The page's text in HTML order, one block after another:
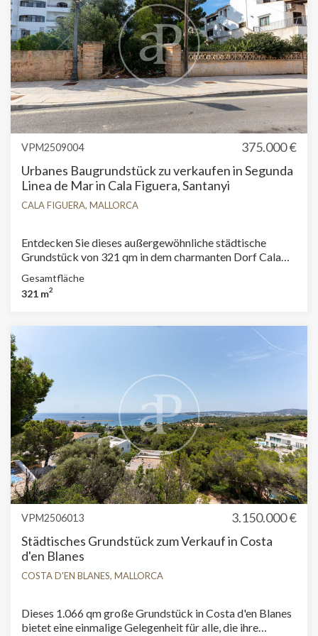
auf Komfort und die Nähe zum Dorfzentrum zu
verzichten. Das Gebiet verfügt über einen
Stromanschluss und ein sehr angenehmes Wohnumfeld,
mit der Möglichkeit, eine Einfamilienvilla oder bis zu drei
Reihenhäuser zu errichten.
VPM2509004
375.000 €
Urbanes Baugrundstück zu verkaufen in Segunda
Linea de Mar in Cala Figuera, Santanyi
CALA FIGUERA, MALLORCA
Entdecken Sie dieses außergewöhnliche städtische
Grundstück von 321 qm in dem charmanten Dorf Cala
dieses Grundstück eine einzigartige Gelegenheit für
Investoren und Bauherren, die ein hochwertiges
fantastischen Lage in zweiter Meereslinie ist dieses
Grundstück perfekt für den Bau von Luxuswohnungen
oder Ferienhäusern geeignet, die die Nähe zum Meer und
die Schönheit der mallorquinischen Küste voll ausnutzen.
Cala Figuera, bekannt für seinen malerischen
Fischerhafen und sein kristallklares Wasser, ist eines der
begehrtesten Reiseziele Mallorcas, ideal für alle, die
Ruhe und Exklusivität suchen. Verpassen Sie nicht die
Gelegenheit, in eine der begehrtesten Lagen der Insel zu
investieren. Kontaktieren Sie uns noch heute, um weitere
Informationen zu erhalten und Ihr Projekt in die Tat
umzusetzen!
Gesamtfläche
321 m2
VPM2506013
3.150.000 €
Städtisches Grundstück zum Verkauf in Costa
d'en Blanes
COSTA D'EN BLANES, MALLORCA
Dieses 1.066 qm große Grundstück in Costa d'en Blanes
bietet eine einmalige Gelegenheit für alle, die ihre